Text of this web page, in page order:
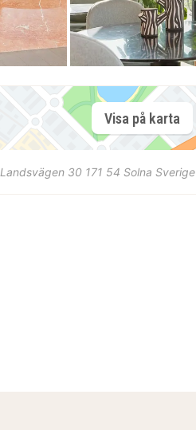
Visa på karta
Landsvägen 30 171 54 Solna Sverige